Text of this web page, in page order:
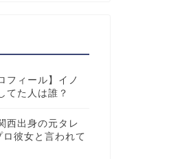
フィール】イノ
てた人は誰？
西出身の元タレ
彼女と言われて